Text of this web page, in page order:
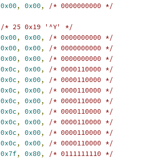
0x00, 0x00, /* 0000000000 */
/* 25 0x19 '^Y' */
0x00, 0x00,
/* 0000000000 */
0x00, 0x00,
/* 0000000000 */
0x00, 0x00,
/* 0000000000 */
0x0c, 0x00,
/* 0000110000 */
0x0c, 0x00,
/* 0000110000 */
0x0c, 0x00,
/* 0000110000 */
0x0c, 0x00,
/* 0000110000 */
0x0c, 0x00,
/* 0000110000 */
0x0c, 0x00,
/* 0000110000 */
0x0c, 0x00,
/* 0000110000 */
0x0c, 0x00,
/* 0000110000 */
0x7f, 0x80,
/* 0111111110 */